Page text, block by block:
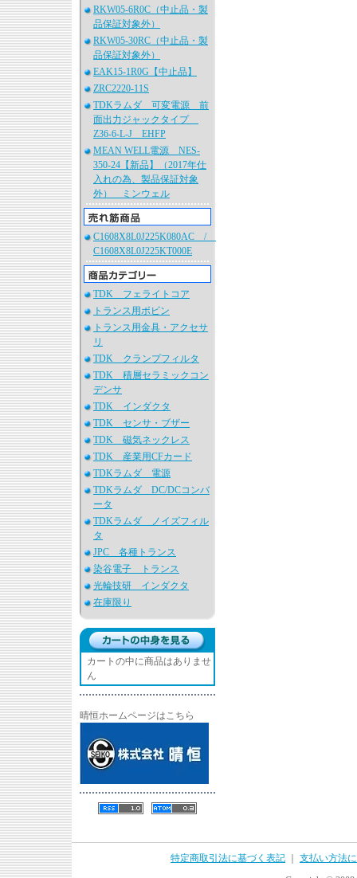
RKW05-6R0C（中止品・製
品保証対象外）
RKW05-30RC（中止品・製
品保証対象外）
EAK15-1R0G【中止品】
ZRC2220-11S
TDKラムダ 可変電源 前
面出力ジャックタイプ
Z36-6-L-J EHFP
MEAN WELL電源 NES-
350-24【新品】（2017年仕
入れの為、製品保証対象
外） ミンウェル
C1608X8L0J225K080AC /
C1608X8L0J225KT000E
TDK フェライトコア
トランス用ボビン
トランス用金具・アクセサ
リ
TDK クランプフィルタ
TDK 積層セラミックコン
デンサ
TDK インダクタ
TDK センサ・ブザー
TDK 磁気ネックレス
TDK 産業用CFカード
TDKラムダ 電源
TDKラムダ DC/DCコンバ
ータ
TDKラムダ ノイズフィル
タ
JPC 各種トランス
染谷電子 トランス
光輪技研 インダクタ
在庫限り
カートの中に商品はありませ
ん
晴恒ホームページはこちら
特定商取引法に基づく表記
支払い方法